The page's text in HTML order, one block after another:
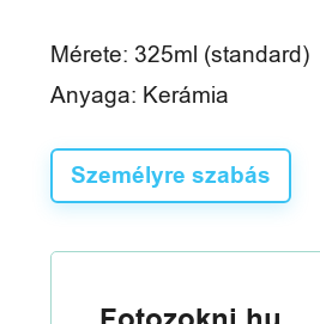
d
ő
Mérete: 325ml (standard)
Anyaga: Kerámia
Személyre szabás